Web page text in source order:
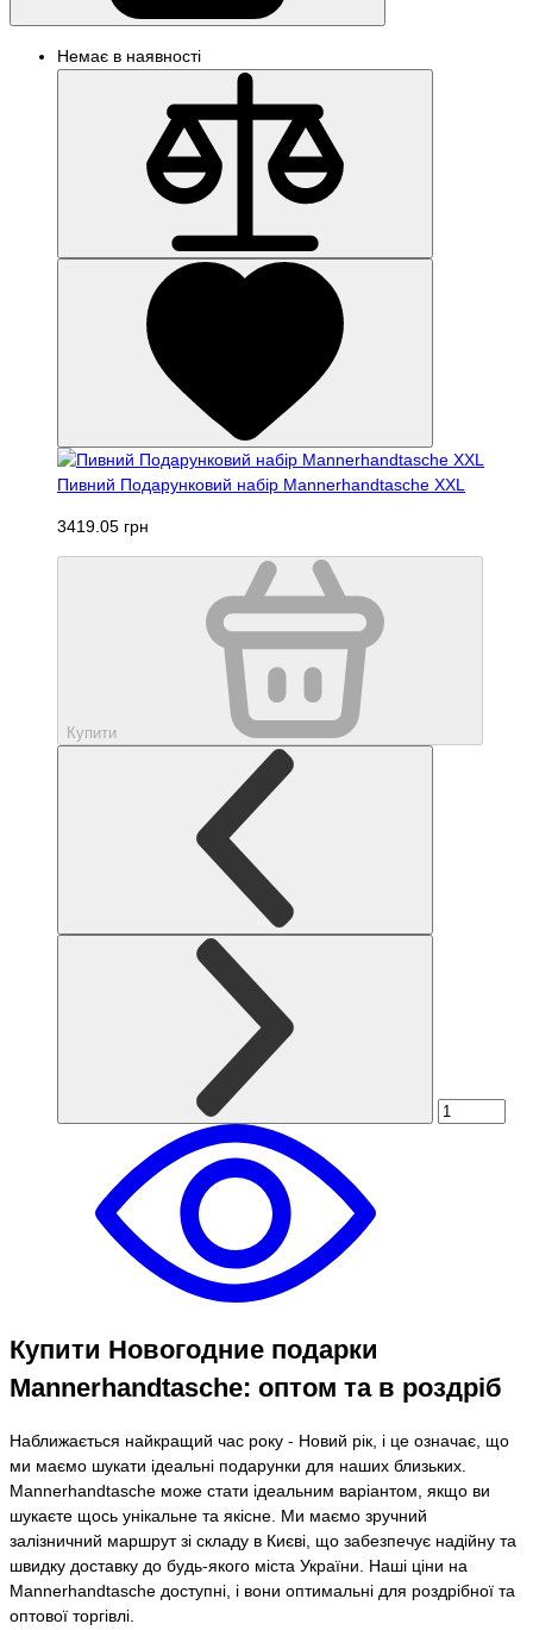
Немає в наявності
Пивний Подарунковий набір Mannerhandtasche XXL
3419.05 грн
Купити
Купити Новогодние подарки
Mannerhandtasche: оптом та в роздріб
Наближається найкращий час року - Новий рік, і це означає, що
ми маємо шукати ідеальні подарунки для наших близьких.
Mannerhandtasche може стати ідеальним варіантом, якщо ви
шукаєте щось унікальне та якісне. Ми маємо зручний
залізничний маршрут зі складу в Києві, що забезпечує надійну та
швидку доставку до будь-якого міста України. Наші ціни на
Mannerhandtasche доступні, і вони оптимальні для роздрібної та
оптової торгівлі.